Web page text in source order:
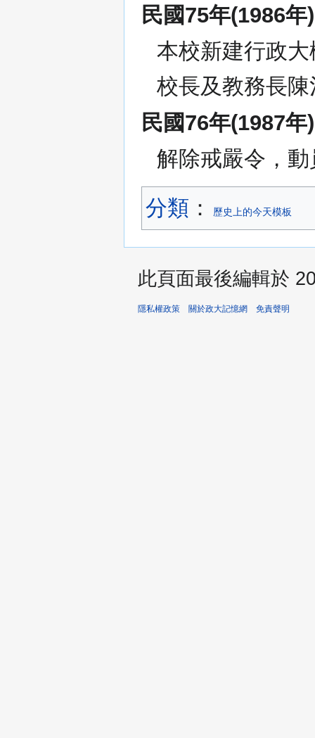
民國75年(1986年)
本校新建行政
校長及教務長
民國76年(1987年)
解除戒嚴令，
分類 ：​ 歷史上的今天模板
此頁面最後編輯於
隱私權政策 關於政大記憶網 免責聲明